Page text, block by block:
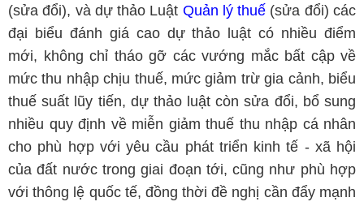
(sửa đổi), và dự thảo Luật Quản lý thuế (sửa đổi) các
đại biểu đánh giá cao dự thảo luật có nhiều điểm
mới, không chỉ tháo gỡ các vướng mắc bất cập về
mức thu nhập chịu thuế, mức giảm trừ gia cảnh, biểu
thuế suất lũy tiến, dự thảo luật còn sửa đổi, bổ sung
nhiều quy định về miễn giảm thuế thu nhập cá nhân
cho phù hợp với yêu cầu phát triển kinh tế - xã hội
của đất nước trong giai đoạn tới, cũng như phù hợp
với thông lệ quốc tế, đồng thời đề nghị cần đẩy mạnh